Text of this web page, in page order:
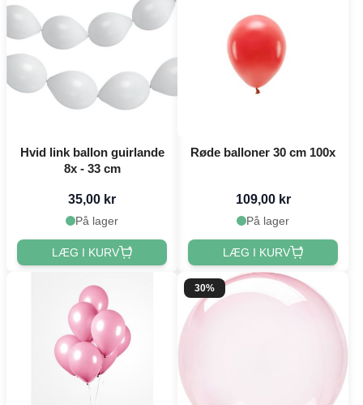
Hvid link ballon guirlande
8x - 33 cm
35,00 kr
På lager
LÆG I KURV
Røde balloner 30 cm 100x
109,00 kr
På lager
LÆG I KURV
30%